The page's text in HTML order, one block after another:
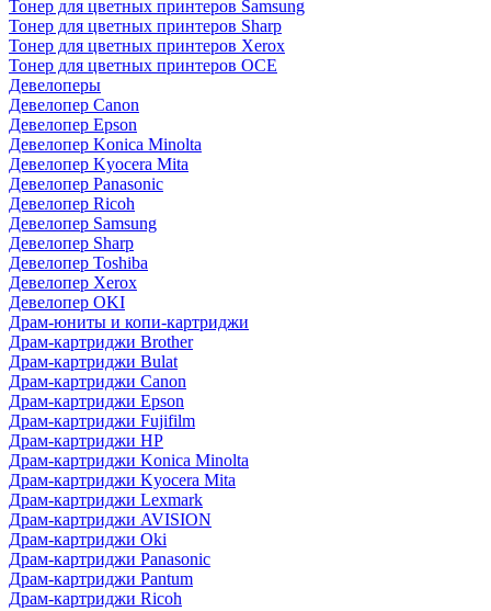
Тонер для цветных принтеров Samsung
Тонер для цветных принтеров Sharp
Тонер для цветных принтеров Xerox
Тонер для цветных принтеров OCE
Девелоперы
Девелопер Canon
Девелопер Epson
Девелопер Konica Minolta
Девелопер Kyocera Mita
Девелопер Panasonic
Девелопер Ricoh
Девелопер Samsung
Девелопер Sharp
Девелопер Toshiba
Девелопер Xerox
Девелопер OKI
Драм-юниты и копи-картриджи
Драм-картриджи Brother
Драм-картриджи Bulat
Драм-картриджи Canon
Драм-картриджи Epson
Драм-картриджи Fujifilm
Драм-картриджи HP
Драм-картриджи Konica Minolta
Драм-картриджи Kyocera Mita
Драм-картриджи Lexmark
Драм-картриджи AVISION
Драм-картриджи Oki
Драм-картриджи Panasonic
Драм-картриджи Pantum
Драм-картриджи Ricoh